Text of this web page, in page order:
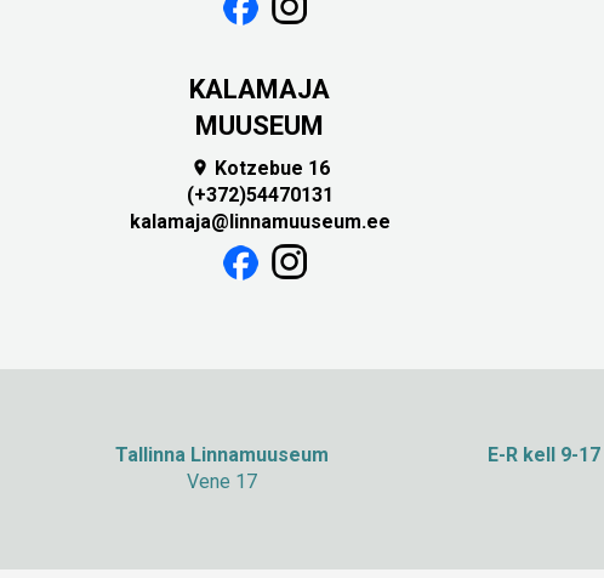
KALAMAJA
MUUSEUM
 Kotzebue 16
(+372)54470131
kalamaja@linnamuuseum.ee
Tallinna Linnamuuseum
Vene 17
E-R kell 9-17